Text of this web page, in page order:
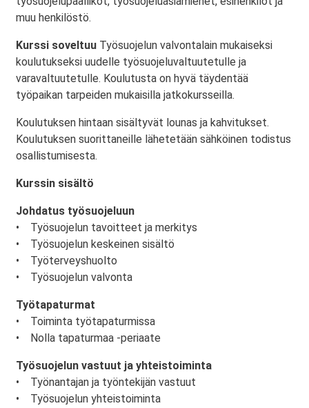
muu henkilöstö.
Kurssi soveltuu Työsuojelun valvontalain mukaiseksi
koulutukseksi uudelle työsuojeluvaltuutetulle ja
varavaltuutetulle. Koulutusta on hyvä täydentää
työpaikan tarpeiden mukaisilla jatkokursseilla.
Koulutuksen hintaan sisältyvät lounas ja kahvitukset.
Koulutuksen suorittaneille lähetetään sähköinen todistus
osallistumisesta.
Kurssin sisältö
Johdatus työsuojeluun
• Työsuojelun tavoitteet ja merkitys
• Työsuojelun keskeinen sisältö
• Työterveyshuolto
• Työsuojelun valvonta
Työtapaturmat
• Toiminta työtapaturmissa
• Nolla tapaturmaa -periaate
Työsuojelun vastuut ja yhteistoiminta
• Työnantajan ja työntekijän vastuut
• Työsuojelun yhteistoiminta